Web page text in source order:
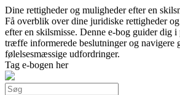
Dine rettigheder og muligheder efter en
Få overblik over dine juridiske rettigheder
efter en skilsmisse. Denne e-bog guider dig i
træffe informerede beslutninger og navigere
følelsesmæssige udfordringer.
Tag e-bogen her